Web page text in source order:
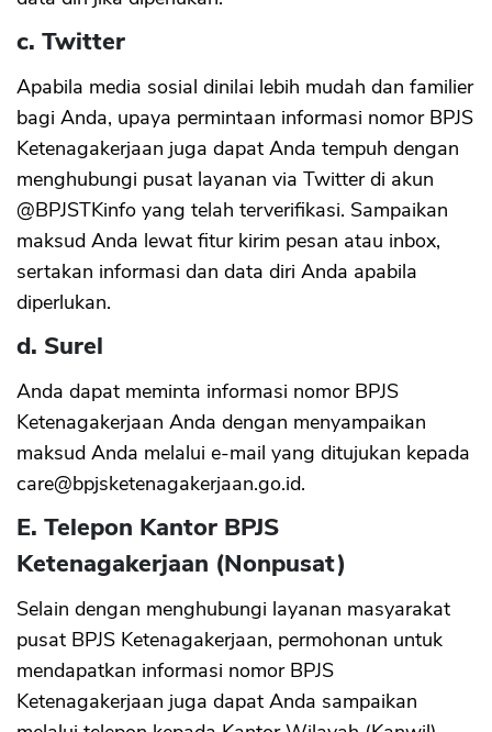
c. Twitter
Apabila media sosial dinilai lebih mudah dan familier
bagi Anda, upaya permintaan informasi nomor BPJS
Ketenagakerjaan juga dapat Anda tempuh dengan
menghubungi pusat layanan via Twitter di akun
@BPJSTKinfo yang telah terverifikasi. Sampaikan
maksud Anda lewat fitur kirim pesan atau inbox,
sertakan informasi dan data diri Anda apabila
diperlukan.
d. Surel
Anda dapat meminta informasi nomor BPJS
Ketenagakerjaan Anda dengan menyampaikan
maksud Anda melalui e-mail yang ditujukan kepada
care@bpjsketenagakerjaan.go.id.
E. Telepon Kantor BPJS
Ketenagakerjaan (Nonpusat)
Selain dengan menghubungi layanan masyarakat
pusat BPJS Ketenagakerjaan, permohonan untuk
mendapatkan informasi nomor BPJS
Ketenagakerjaan juga dapat Anda sampaikan